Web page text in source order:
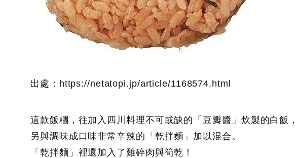
出處：https://netatopi.jp/article/1168574.html
這款飯糰，往加入四川料理不可或缺的「豆瓣醬」炊製的白飯，
另與調味成口味非常辛辣的「乾拌麵」加以混合。
「乾拌麵」裡還加入了雞碎肉與筍乾！